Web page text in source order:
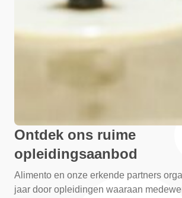
Ontdek ons ruime
opleidingsaanbod
Alimento en onze erkende partners
jaar door opleidingen waaraan